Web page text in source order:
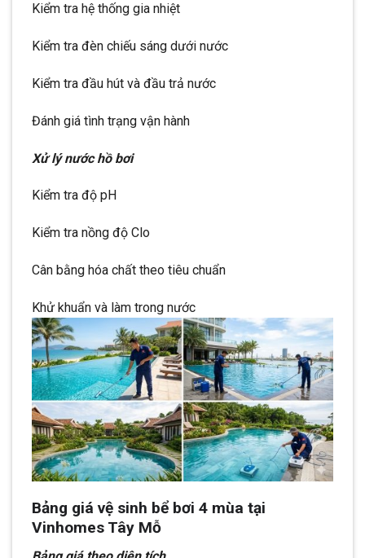
Kiểm tra hệ thống gia nhiệt
Kiểm tra đèn chiếu sáng dưới nước
Kiểm tra đầu hút và đầu trả nước
Đánh giá tình trạng vận hành
Xử lý nước hồ bơi
Kiểm tra độ pH
Kiểm tra nồng độ Clo
Cân bằng hóa chất theo tiêu chuẩn
Khử khuẩn và làm trong nước
Bảng giá vệ sinh bể bơi 4 mùa tại
Vinhomes Tây Mỗ